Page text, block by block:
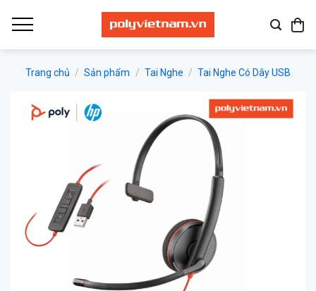
qua
Trang chủ / Sản phẩm / Tai Nghe / Tai Nghe Có Dây USB